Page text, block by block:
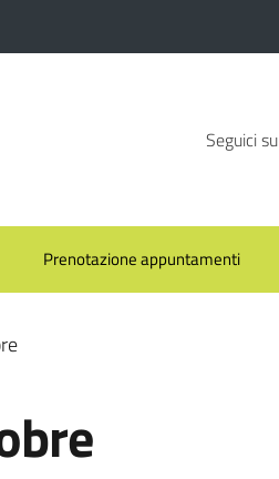
Seguici su
Prenotazione appuntamenti